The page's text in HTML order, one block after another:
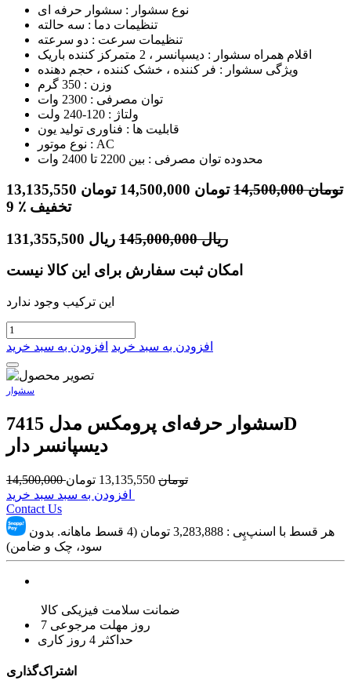
نوع سشوار : سشوار حرفه ای
تنظیمات دما : سه حالته
تنظیمات سرعت : دو سرعته
اقلام همراه سشوار : دیسپانسر ، 2 متمرکز کننده باریک
ویژگی سشوار : فر کننده ، خشک کننده ، حجم دهنده
وزن : 350 گرم
توان مصرفی : 2300 وات
ولتاژ : 120-240 ولت
قابلیت ها : فناوری تولید یون
نوع موتور : AC
محدوده توان مصرفی : بین 2200 تا 2400 وات
13,135,550 تومان 14,500,000 تومان 14,500,000 تومان
9
٪ تخفیف
131,355,500 ریال 145,000,000 ریال
امکان ثبت سفارش برای این کالا نیست
این ترکیب وجود ندارد
افزودن به سبد خرید افزودن به سبد خرید
سشوار
سشوار حرفه‌ای پرومکس مدل 7415D
دیسپانسر دار
14,500,000 تومان 13,135,550 تومان
Contact Us
هر قسط با اسنپ‌پِی : 3,283,888
تومان (4 قسط ماهانه. بدون
سود، چک و ضامن)
ضمانت سلامت فیزیکی کالا
7 روز مهلت مرجوعی
حداکثر 4 روز کاری
اشتراک‌گذاری